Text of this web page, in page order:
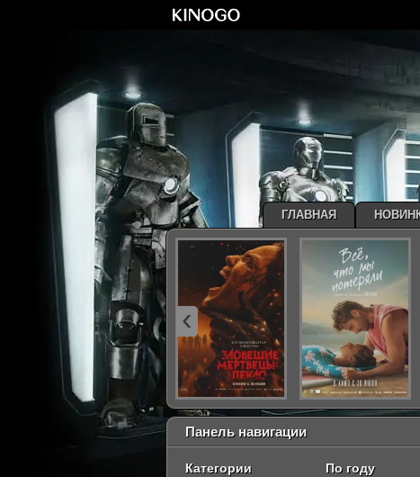
Панель навигации
Категории По году
ГЛАВНАЯ
‹